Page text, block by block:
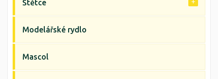
Štětce
Modelářské rydlo
Mascol